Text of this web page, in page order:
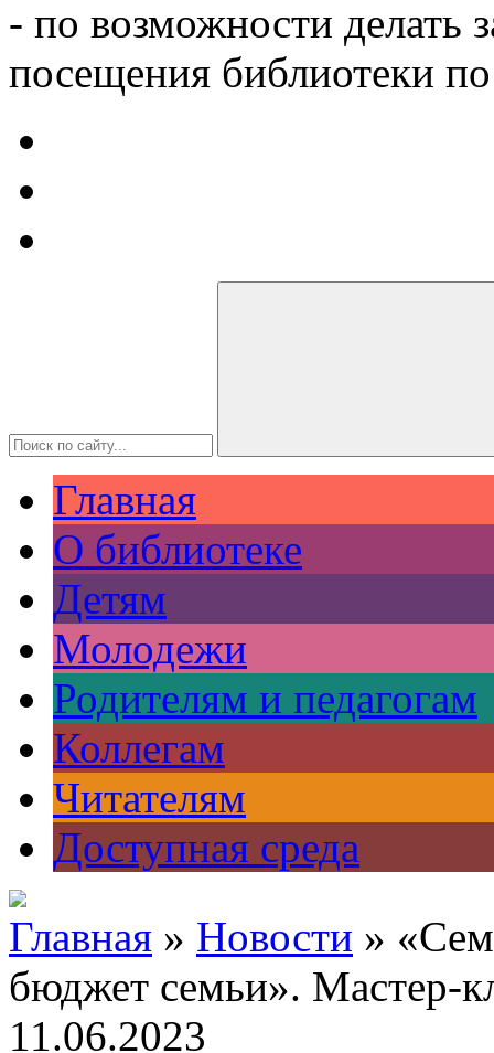
- по возможности делать
посещения библиотеки
Главная
О библиотеке
Детям
Молодежи
Родителям и педагогам
Коллегам
Читателям
Доступная среда
Главная » Новости »
бюджет семьи». Мастер-
11.06.2023